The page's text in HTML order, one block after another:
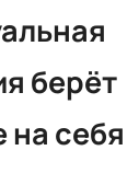
берёт
на себя